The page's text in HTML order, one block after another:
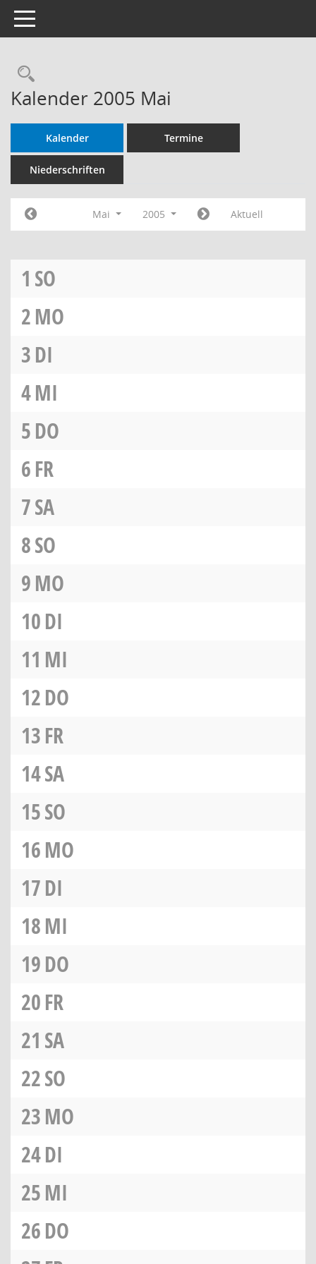
Toggle navigation
Rechercheauswahl
Kalender 2005 Mai
Kalender Termine
Niederschriften
Mai 2005 Aktuell
1 SO
2MO
3DI
4MI
5DO
6FR
7SA
8SO
9MO
10DI
11 MI
12DO
13FR
14SA
15SO
16MO
17DI
18MI
19DO
20FR
21 SA
22SO
23MO
24DI
25MI
26DO